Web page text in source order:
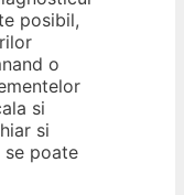
posibil,
o
si
si
poate